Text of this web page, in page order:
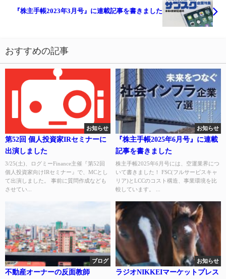
『株主手帳2023年3月号』に連載記事を書きました
おすすめの記事
お知らせ
第52回 個人投資家IRセミナーに
出演しました
3/25(土)、ログミーFinance主催『第52回
個人投資家向けIRセミナー』で、MCとし
て出演しました。 事前に質問作成なども
させてい...
お知らせ
『株主手帳2025年6月号』に連載
記事を書きました
株主手帳2025年6月号には、空運業界につ
いて書きました！ FSC(フルサービスキャ
リア)とLCCのコスト構造、事業環境を比
較しています。 ...
ブログ
不動産オーナーの反面教師
お知らせ
ラジオNIKKEIマーケットプレス